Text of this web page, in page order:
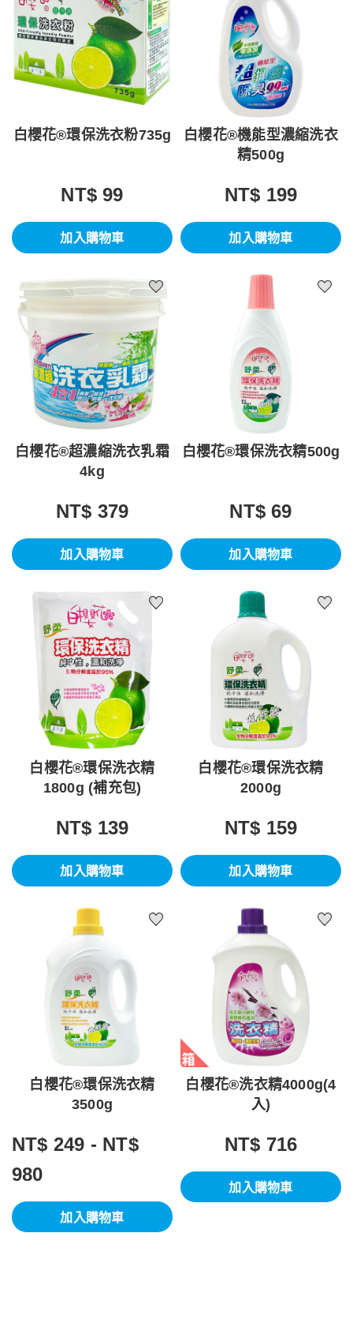
白櫻花®環保洗衣粉735g
NT$ 99
加入購物車
白櫻花®機能型濃縮洗衣
精500g
NT$ 199
加入購物車
白櫻花®超濃縮洗衣乳霜
4kg
NT$ 379
加入購物車
白櫻花®環保洗衣精500g
NT$ 69
加入購物車
白櫻花®環保洗衣精
1800g (補充包)
NT$ 139
加入購物車
白櫻花®環保洗衣精
2000g
NT$ 159
加入購物車
白櫻花®環保洗衣精
3500g
NT$ 249 - NT$
980
加入購物車
白櫻花®洗衣精4000g(4
入)
NT$ 716
加入購物車